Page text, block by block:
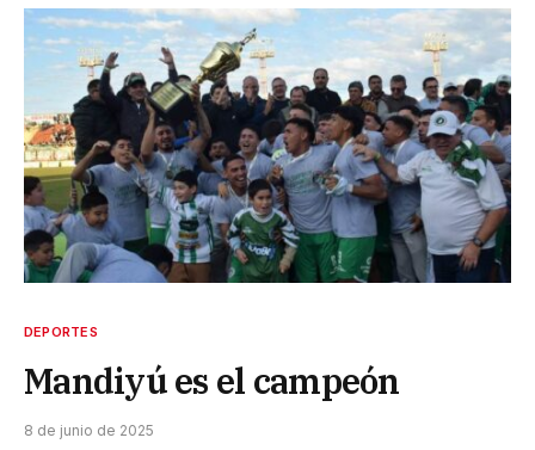
DEPORTES
Mandiyú es el campeón
8 de junio de 2025